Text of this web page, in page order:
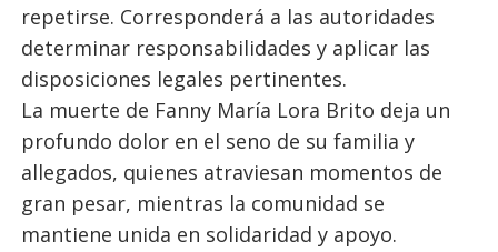
repetirse. Corresponderá a las autoridades
determinar responsabilidades y aplicar las
disposiciones legales pertinentes.
La muerte de Fanny María Lora Brito deja un
profundo dolor en el seno de su familia y
allegados, quienes atraviesan momentos de
gran pesar, mientras la comunidad se
mantiene unida en solidaridad y apoyo.